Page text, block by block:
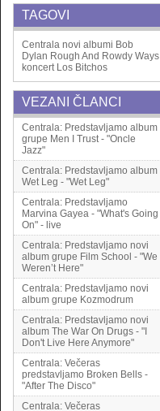
TAGOVI
Centrala novi albumi Bob
Dylan Rough And Rowdy Ways
koncert Los Bitchos
VEZANI ČLANCI
Centrala: Predstavljamo album
grupe Men I Trust - "Oncle
Jazz"
Centrala: Predstavljamo album
Wet Leg - "Wet Leg"
Centrala: Predstavljamo
Marvina Gayea - "What's Going
On" - live
Centrala: Predstavljamo novi
album grupe Film School - "We
Weren’t Here"
Centrala: Predstavljamo novi
album grupe Kozmodrum
Centrala: Predstavljamo novi
album The War On Drugs - "I
Don't Live Here Anymore"
Centrala: Večeras
predstavljamo Broken Bells -
"After The Disco"
Centrala: Večeras